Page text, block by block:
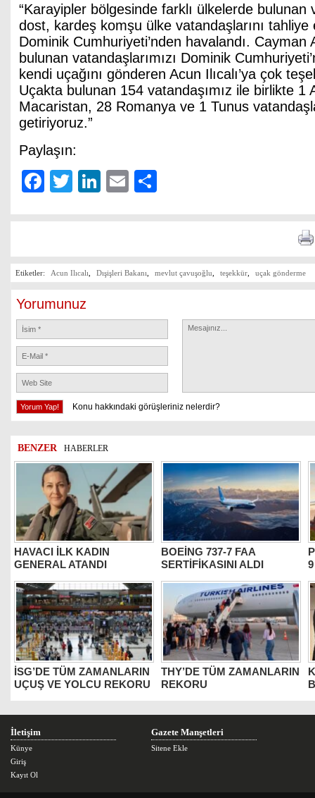
“Karayipler bölgesinde farklı ülkelerde bulunan
dost, kardeş komşu ülke vatandaşlarını tahliye
Dominik Cumhuriyeti’nden havalandı. Cayman
bulunan vatandaşlarımızı Dominik
kendi uçağını gönderen Acun Ilıcalı’ya çok
Uçakta bulunan 154 vatandaşımız ile birlikte 1
Macaristan, 28 Romanya ve 1 Tunus
getiriyoruz.”
Paylaşın:
Facebook
TwitterLinkedIn
Email
Etiketler: Acun Ilıcalı Dışişleri Bakanı mevlut çavuşoğlu teşekkür uçak gönderme
Yorumunuz
Konu hakkındaki görüşleriniz nelerdir?
BENZER HABERLER
HAVACI İLK KADIN
GENERAL ATANDI
BOEİNG 737-7 FAA
SERTİFİKASINI ALDI
İSG’DE TÜM ZAMANLARIN
UÇUŞ VE YOLCU REKORU
THY’DE TÜM ZAMANLARIN
REKORU
İletişim
Künye
Giriş
Kayıt Ol
Gazete Manşetleri
Sitene Ekle